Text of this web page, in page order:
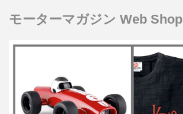
モーターマガジン Web Shop